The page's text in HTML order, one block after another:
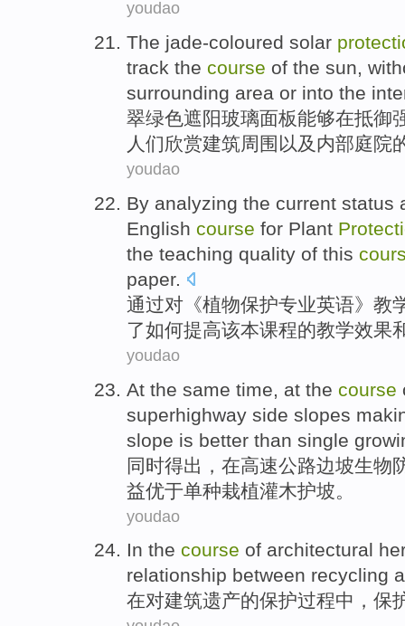
youdao
The jade-coloured solar
track the course of the sun,
surrounding area or into the
翠绿色遮阳玻璃面板能够在抵御
人们欣赏建筑周围 以及 内部庭院
youdao
By analyzing the current status
English course for Plant
the teaching quality of this
paper.
通过对《植物保护专业英语》 教
了如何提高该本课程的教学效果
youdao
At the same time at the course
superhighway side slopes
slope is better than single
同时得出， 在高速公路边坡生物
益优于单种栽植灌木护坡。
youdao
In the course of architectural
relationship between recycling
在对建筑遗产的保护过程中，保